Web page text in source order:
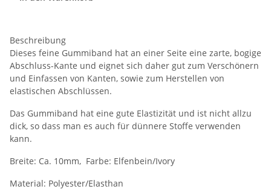
Beschreibung
Dieses feine Gummiband hat an einer Seite eine zarte, bogige
Abschluss-Kante und eignet sich daher gut zum Verschönern
und Einfassen von Kanten, sowie zum Herstellen von
elastischen Abschlüssen.
Das Gummiband hat eine gute Elastizität und ist nicht allzu
dick, so dass man es auch für dünnere Stoffe verwenden
kann.
Breite: Ca. 10mm, Farbe: Elfenbein/Ivory
Material: Polyester/Elasthan